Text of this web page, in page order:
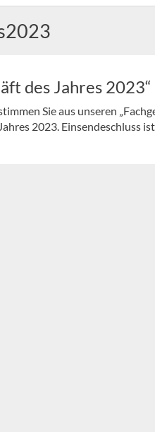
des Jahres
Sie aus unseren
2023. Einsendeschluss ist